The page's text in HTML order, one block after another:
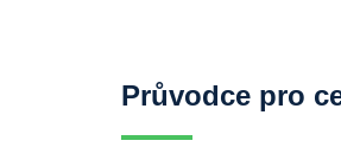
Průvodce pro